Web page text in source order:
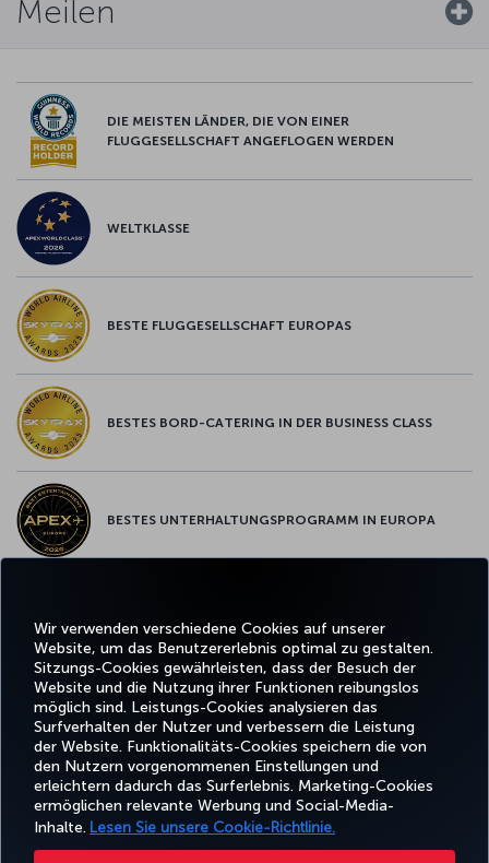
Wir verwenden verschiedene Cookies auf unserer
Website, um das Benutzererlebnis optimal zu gestalten.
Sitzungs-Cookies gewährleisten, dass der Besuch der
Website und die Nutzung ihrer Funktionen reibungslos
möglich sind. Leistungs-Cookies analysieren das
Surfverhalten der Nutzer und verbessern die Leistung
der Website. Funktionalitäts-Cookies speichern die von
den Nutzern vorgenommenen Einstellungen und
erleichtern dadurch das Surferlebnis. Marketing-Cookies
ermöglichen relevante Werbung und Social-Media-
Inhalte. Lesen Sie unsere Cookie-Richtlinie.
Meilen
DIE MEISTEN LÄNDER, DIE VON EINER
FLUGGESELLSCHAFT ANGEFLOGEN WERDEN
WELTKLASSE
BESTE FLUGGESELLSCHAFT EUROPAS
BESTES BORD-CATERING IN DER BUSINESS CLASS
BESTES UNTERHALTUNGSPROGRAMM IN EUROPA
Facebook
TwitterInstagram
YouTubeLinkedIn
TikTokBlogPinterest
BUCHEN
UND
VERWALTEN
ERLEBNIS
ANGEBOTE
UND
REISEZIELE
HILFE MILES&SMILES